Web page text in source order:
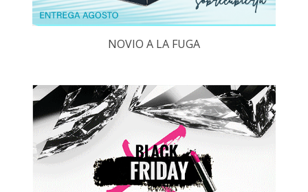
NOVIO A LA FUGA